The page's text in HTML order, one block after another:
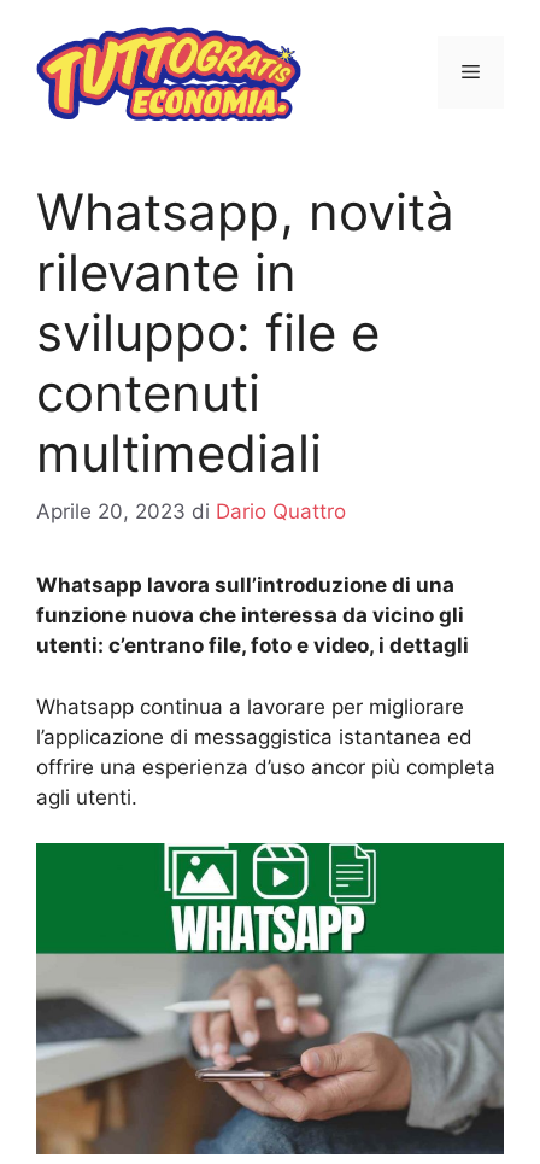
contenuto
MENU
Whatsapp, novità
rilevante in
sviluppo: file e
contenuti
multimediali
Aprile 20, 2023 di Dario Quattro
Whatsapp lavora sull’introduzione di una
funzione nuova che interessa da vicino gli
utenti: c’entrano file, foto e video, i dettagli
Whatsapp continua a lavorare per migliorare
l’applicazione di messaggistica istantanea ed
offrire una esperienza d’uso ancor più completa
agli utenti.